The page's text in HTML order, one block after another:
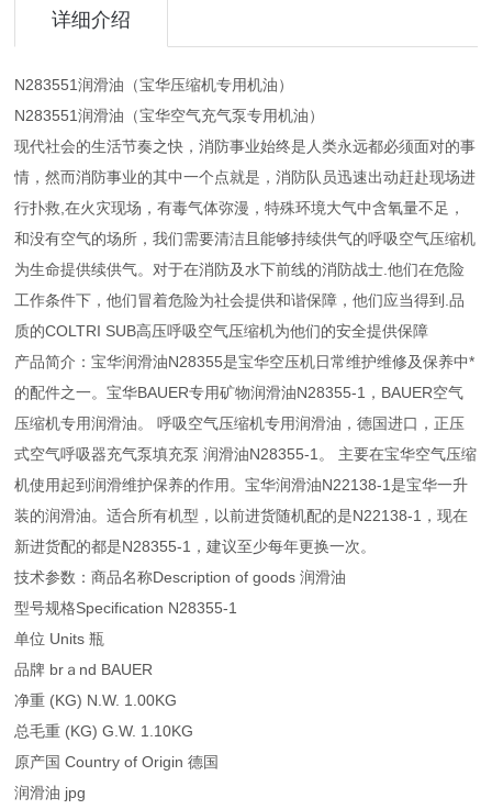
详细介绍
N283551润滑油（宝华压缩机专用机油）
N283551润滑油（宝华空气充气泵专用机油）
现代社会的生活节奏之快，消防事业始终是人类永远都必须面对的事
情，然而消防事业的其中一个点就是，消防队员迅速出动赶赴现场进
行扑救,在火灾现场，有毒气体弥漫，特殊环境大气中含氧量不足，
和没有空气的场所，我们需要清洁且能够持续供气的呼吸空气压缩机
为生命提供续供气。对于在消防及水下前线的消防战士.他们在危险
工作条件下，他们冒着危险为社会提供和谐保障，他们应当得到.品
质的COLTRI SUB高压呼吸空气压缩机为他们的安全提供保障
产品简介：宝华润滑油N28355是宝华空压机日常维护维修及保养中*
的配件之一。宝华BAUER专用矿物润滑油N28355-1，BAUER空气
压缩机专用润滑油。 呼吸空气压缩机专用润滑油，德国进口，正压
式空气呼吸器充气泵填充泵 润滑油N28355-1。 主要在宝华空气压缩
机使用起到润滑维护保养的作用。宝华润滑油N22138-1是宝华一升
装的润滑油。适合所有机型，以前进货随机配的是N22138-1，现在
新进货配的都是N28355-1，建议至少每年更换一次。
技术参数：商品名称Description of goods 润滑油
型号规格Specification N28355-1
单位 Units 瓶
品牌 brａnd BAUER
净重 (KG) N.W. 1.00KG
总毛重 (KG) G.W. 1.10KG
原产国 Country of Origin 德国
润滑油 jpg